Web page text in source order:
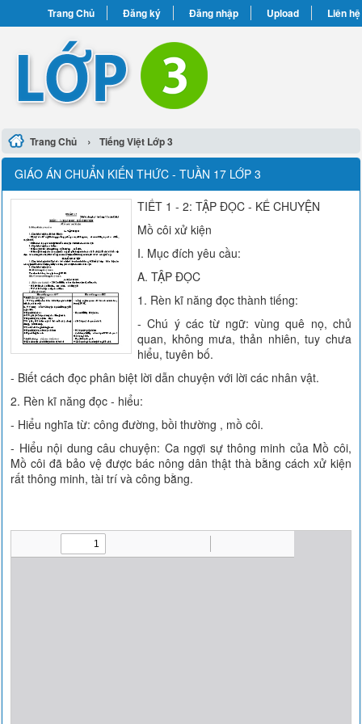
Trang Chủ Đăng ký Đăng nhập Upload Liên hệ
Trang Chủ › Tiếng Việt Lớp 3
GIÁO ÁN CHUẨN KIẾN THỨC - TUẦN 17 LỚP 3
TIẾT 1 - 2: TẬP ĐỌC - KỂ CHUYỆN
Mồ côi xử kiện
I. Mục đích yêu cầu:
A. TẬP ĐỌC
1. Rèn kĩ năng đọc thành tiếng:
- Chú ý các từ ngữ: vùng quê nọ, chủ
quan, không mưa, thản nhiên, tuy chưa
hiểu, tuyên bố.
- Biết cách đọc phân biệt lời dẫn chuyện với lời các nhân vật.
2. Rèn kĩ năng đọc - hiểu:
- Hiểu nghĩa từ: công đường, bồi thường , mồ côi.
- Hiểu nội dung câu chuyện: Ca ngợi sự thông minh của Mồ côi,
Mồ côi đã bảo vệ được bác nông dân thật thà bằng cách xử kiện
rất thông minh, tài trí và công bằng.